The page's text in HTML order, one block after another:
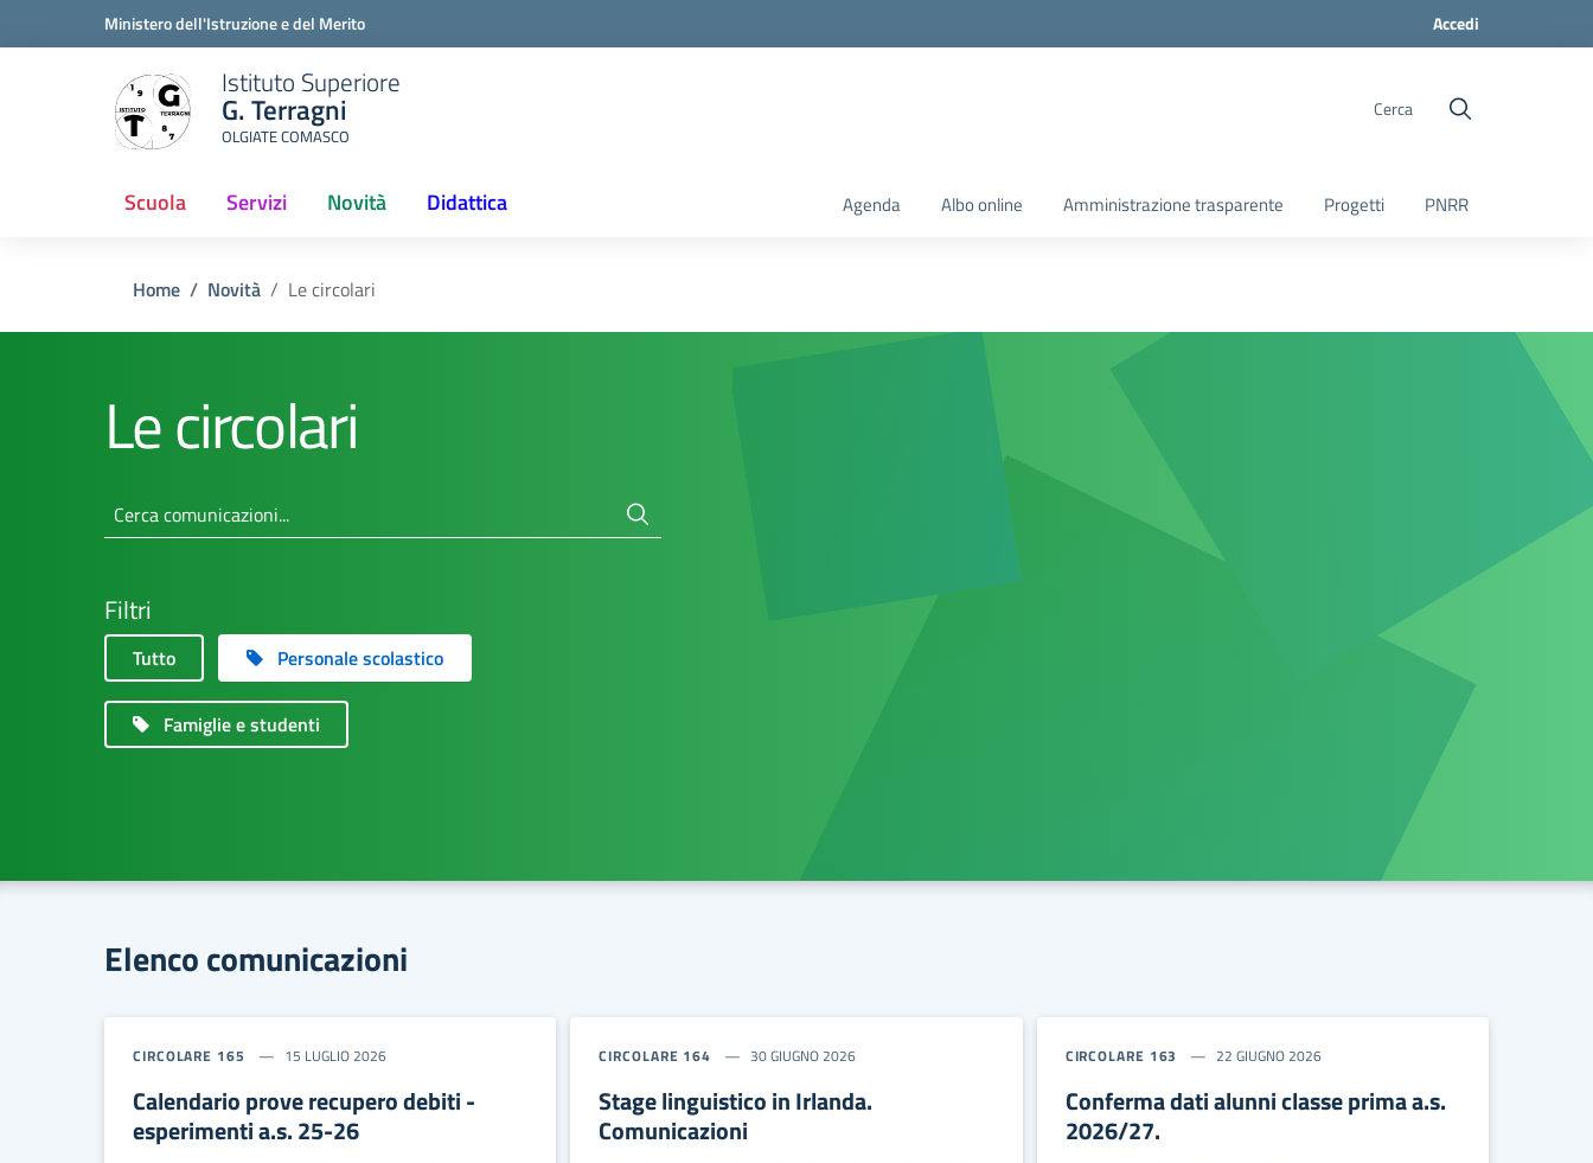
Ministero dell'Istruzione e del Merito Accedi
Istituto Superiore
G. Terragni
OLGIATE COMASCO
Cerca
Scuola Servizi Novità
(current) Didattica Agenda Albo online Amministrazione trasparente Progetti PNRR
Home Novità Le circolari
Le circolari
Cerca comunicazioni...
Filtri
Tutto Personale scolastico
Famiglie e studenti
Elenco comunicazioni
CIRCOLARE 165 15 LUGLIO 2026
Calendario prove recupero debiti -
esperimenti a.s. 25-26
CIRCOLARE 164 30 GIUGNO 2026
Stage linguistico in Irlanda.
Comunicazioni
CIRCOLARE 163 22 GIUGNO 2026
Conferma dati alunni classe prima a.s.
2026/27.